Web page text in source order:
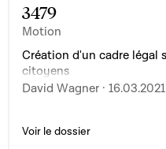
3479
Motion
Création d'un cadre légal
citoyens
David Wagner · 16.03.2021
Voir le dossier